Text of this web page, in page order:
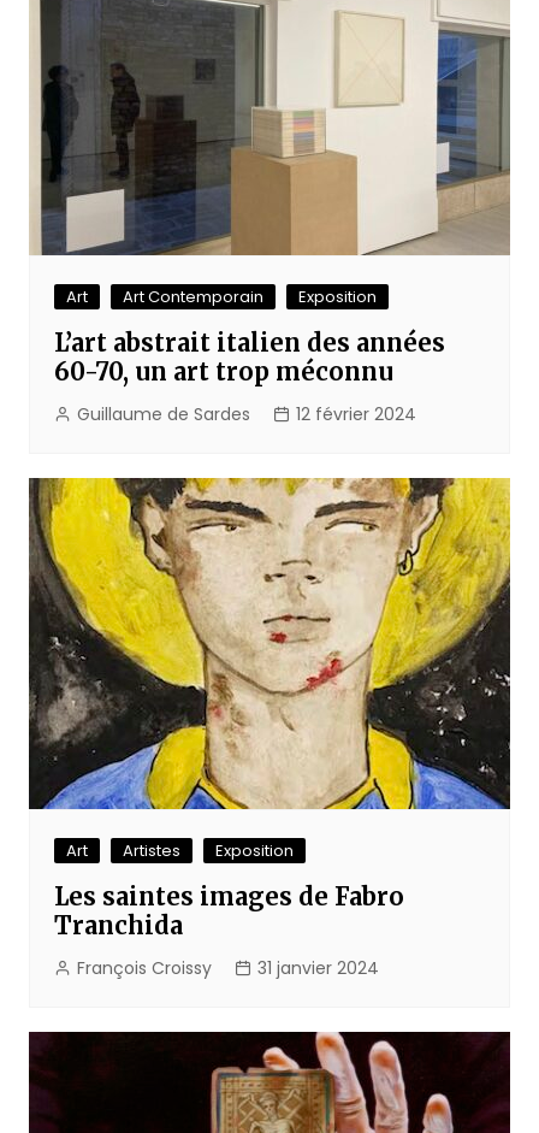
Art Art Contemporain Exposition
L’art abstrait italien des années
60-70, un art trop méconnu
Guillaume de Sardes 12 février 2024
Art Artistes Exposition
Les saintes images de Fabro
Tranchida
François Croissy 31 janvier 2024